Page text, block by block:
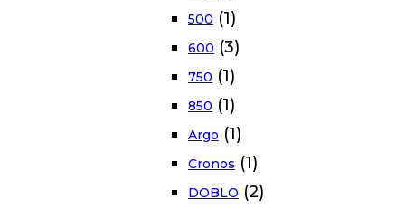
500 (1)
600 (3)
750 (1)
850 (1)
Argo (1)
Cronos (1)
DOBLO (2)